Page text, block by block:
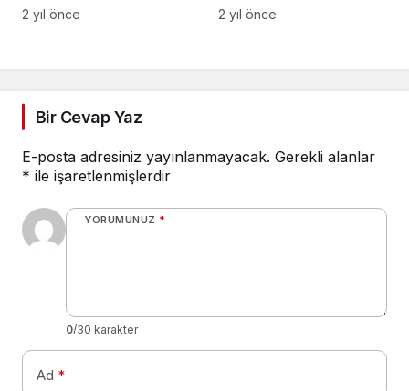
zeka avatarlar
2 yıl önce
iPhone’dan Android’e
2 yıl önce
Bir Cevap Yaz
E-posta adresiniz yayınlanmayacak. Gerekli alanlar
* ile işaretlenmişlerdir
YORUMUNUZ *
0/30 karakter
Ad *